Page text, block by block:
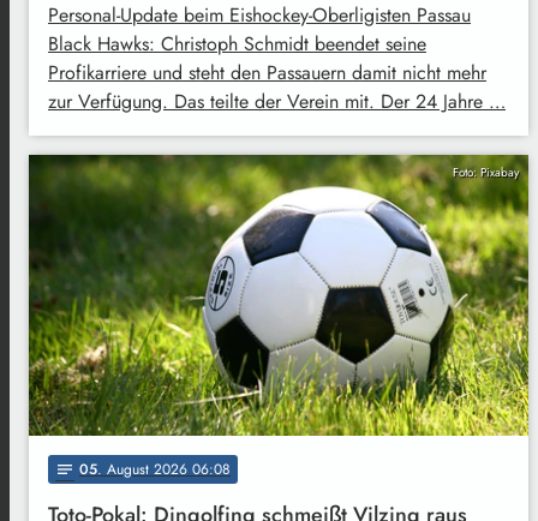
Personal-Update beim Eishockey-Oberligisten Passau
Black Hawks: Christoph Schmidt beendet seine
Profikarriere und steht den Passauern damit nicht mehr
zur Verfügung. Das teilte der Verein mit. Der 24 Jahre …
Foto: Pixabay
notes 05. August 2026 06:08